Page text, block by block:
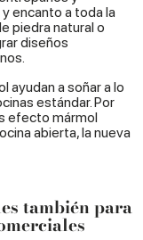
encanto a toda la
piedra natural o
diseños
ayudan a soñar a lo
estándar. Por
efecto mármol
abierta, la nueva
también para